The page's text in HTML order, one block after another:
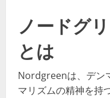
ノードグ
とは
Nordgreenは、デン
マリズムの精神を持